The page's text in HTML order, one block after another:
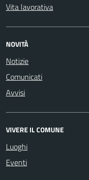
Vita lavorativa
NOVITÀ
Notizie
Comunicati
Avvisi
VIVERE IL COMUNE
Luoghi
Eventi